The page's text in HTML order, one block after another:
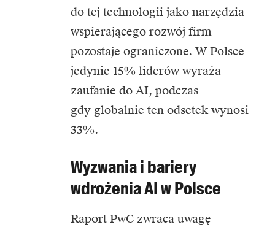
do tej technologii jako narzędzia
wspierającego rozwój firm
pozostaje ograniczone. W Polsce
jedynie 15% liderów wyraża
zaufanie do AI, podczas
gdy globalnie ten odsetek wynosi
33%.
Wyzwania i bariery
wdrożenia AI w Polsce
Raport PwC zwraca uwagę